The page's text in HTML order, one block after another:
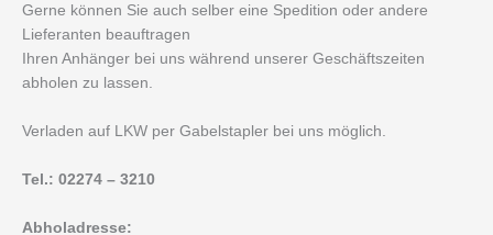
Gerne können Sie auch selber eine Spedition oder andere
Lieferanten beauftragen
Ihren Anhänger bei uns während unserer Geschäftszeiten
abholen zu lassen.
Verladen auf LKW per Gabelstapler bei uns möglich.
Tel.: 02274 – 3210
Abholadresse: